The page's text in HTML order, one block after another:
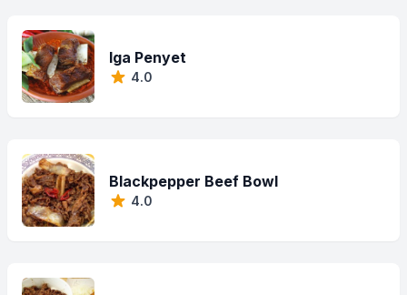
Iga Penyet
4.0
Blackpepper Beef Bowl
4.0